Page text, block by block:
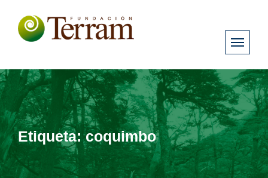
Etiqueta:coquimbo